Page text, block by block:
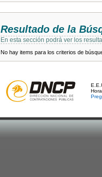
Resultado de la
En esta sección podrá ver los
No hay items para los criterios de